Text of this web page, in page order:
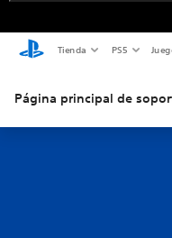
Tienda PS5
Página principal de